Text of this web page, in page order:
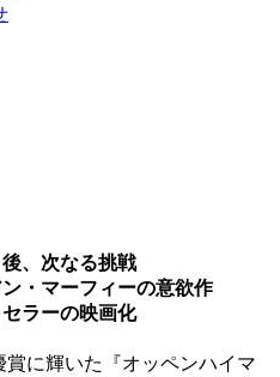
後、次なる挑戦
・マーフィーの意欲作
ラーの映画化
に輝いた『オッペンハイマ